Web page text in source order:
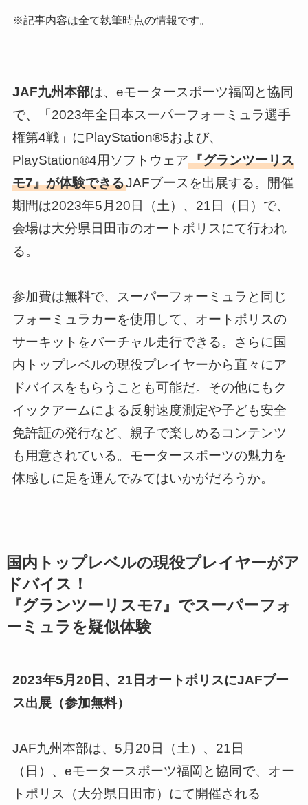
※記事内容は全て執筆時点の情報です。
JAF九州本部は、eモータースポーツ福岡と協同
で、「2023年全日本スーパーフォーミュラ選手
権第4戦」にPlayStation®5および、
PlayStation®4用ソフトウェア『グランツーリス
モ7』が体験できるJAFブースを出展する。開催
期間は2023年5月20日（土）、21日（日）で、
会場は大分県日田市のオートポリスにて行われ
る。
参加費は無料で、スーパーフォーミュラと同じ
フォーミュラカーを使用して、オートポリスの
サーキットをバーチャル走行できる。さらに国
内トップレベルの現役プレイヤーから直々にア
ドバイスをもらうことも可能だ。その他にもク
イックアームによる反射速度測定や子ども安全
免許証の発行など、親子で楽しめるコンテンツ
も用意されている。モータースポーツの魅力を
体感しに足を運んでみてはいかがだろうか。
国内トップレベルの現役プレイヤーがア
ドバイス！
『グランツーリスモ7』でスーパーフォ
ーミュラを疑似体験
2023年5月20日、21日オートポリスにJAFブー
ス出展（参加無料）
JAF九州本部は、5月20日（土）、21日
（日）、eモータースポーツ福岡と協同で、オー
トポリス（大分県日田市）にて開催される